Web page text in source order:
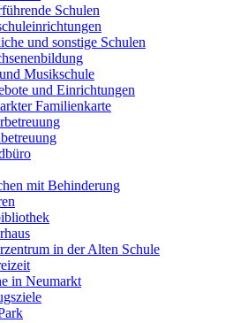
Schulen
und sonstige Schulen
Musikschule
und Einrichtungen
Familienkarte
mit Behinderung
in der Alten Schule
in Neumarkt